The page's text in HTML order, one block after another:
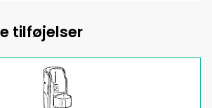
tilføjelser